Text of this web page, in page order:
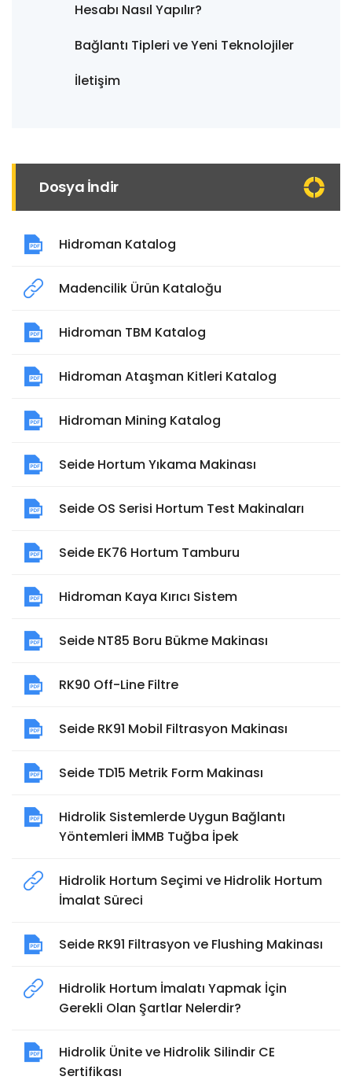
Hesabı Nasıl Yapılır?
Bağlantı Tipleri ve Yeni Teknolojiler
İletişim
Dosya İndir
Hidroman Katalog
Madencilik Ürün Kataloğu
Hidroman TBM Katalog
Hidroman Ataşman Kitleri Katalog
Hidroman Mining Katalog
Seide Hortum Yıkama Makinası
Seide OS Serisi Hortum Test Makinaları
Seide EK76 Hortum Tamburu
Hidroman Kaya Kırıcı Sistem
Seide NT85 Boru Bükme Makinası
RK90 Off-Line Filtre
Seide RK91 Mobil Filtrasyon Makinası
Seide TD15 Metrik Form Makinası
Hidrolik Sistemlerde Uygun Bağlantı
Yöntemleri İMMB Tuğba İpek
Hidrolik Hortum Seçimi ve Hidrolik Hortum
İmalat Süreci
Seide RK91 Filtrasyon ve Flushing Makinası
Hidrolik Hortum İmalatı Yapmak İçin
Gerekli Olan Şartlar Nelerdir?
Hidrolik Ünite ve Hidrolik Silindir CE
Sertifikası